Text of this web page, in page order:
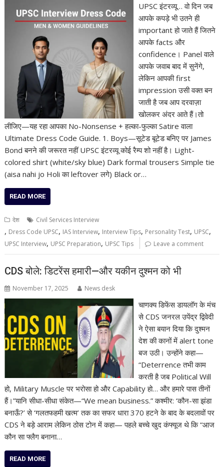
UPSC इंटरव्यू… वो दिन जब
आपके कपड़े भी उतने ही
important हो जाते हैं जितने
आपके facts और
confidence। Panel वाले
आपके जवाब बाद में सुनेंगे,
लेकिन आपकी first
impression उसी वक्त बन
जाती है जब आप दरवाज़ा
खोलकर अंदर आते हैं।तो
लीजिए—यह रहा आपका No-Nonsense + हल्का-फुल्का Satire वाला
Ultimate Dress Code Guide. 1. Boys—सूटेड बूटेड बनिए पर James
Bond बनने की जरूरत नहीं UPSC इंटरव्यू कोई रैम्प शो नहीं है। Light-
colored shirt (white/sky blue) Dark formal trousers Simple tie
(aisa nahi jo Holi का leftover लगे) Black or…
READ MORE
देश Civil Services Interview
, Dress Code UPSC, IAS Interview, Interview Tips, Personality Test, UPSC,
UPSC Interview, UPSC Preparation, UPSC Tips Leave a comment
CDS बोले: डिटरेंस हमारी—और यकीन दुश्मन को भी
November 17, 2025 News desk
चाणक्य डिफेंस डायलॉग के मंच
से CDS जनरल उपेंद्र द्विवेदी
ने ऐसा बयान दिया कि दुश्मन
देश की कानों में alert tone
बज उठी। उन्होंने कहा—
“Deterrence तभी काम
करती है जब Political Will
हो, Military Muscle पर भरोसा हो और Capability हो… और हमारे पास तीनों
हैं।”यानि सीधा-सीधा संकेत—“We mean business.” कश्मीर: ‘कौन-सा झंडा
बनाऊँ?’ से ‘गलतफहमी खत्म’ तक का सफर धारा 370 हटने के बाद के बदलावों पर
CDS ने बड़े आराम लेकिन ठोस टोन में कहा— पहले बच्चे खुद कंफ्यूज थे कि “आज
कौन सा फ्लैग बनाना…
READ MORE